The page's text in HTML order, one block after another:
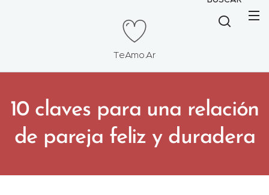
TeAmo.Ar
10 claves para una relación
de pareja feliz y duradera